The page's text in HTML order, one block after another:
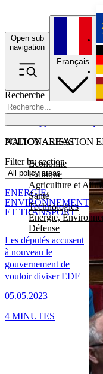
Open sub
navigation
Recherche
POLICY AREAS
Economie
Politique
Agriculture et
Santé
Technologies
Energie,
Défense
Français
NATIONALISATION
Filter by section
Les députés accusent
à nouveau le
gouvernement de
vouloir diviser EDF
05.05.2023
ENERGIE,
ENVIRONNEMENT
ET TRANSPORT
4 MINUTES